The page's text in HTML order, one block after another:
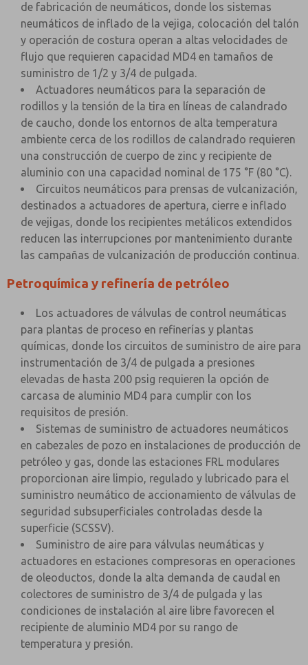
de fabricación de neumáticos, donde los sistemas
neumáticos de inflado de la vejiga, colocación del talón
y operación de costura operan a altas velocidades de
flujo que requieren capacidad MD4 en tamaños de
suministro de 1/2 y 3/4 de pulgada.
Actuadores neumáticos para la separación de
rodillos y la tensión de la tira en líneas de calandrado
de caucho, donde los entornos de alta temperatura
ambiente cerca de los rodillos de calandrado requieren
una construcción de cuerpo de zinc y recipiente de
aluminio con una capacidad nominal de 175 °F (80 °C).
Circuitos neumáticos para prensas de vulcanización,
destinados a actuadores de apertura, cierre e inflado
de vejigas, donde los recipientes metálicos extendidos
reducen las interrupciones por mantenimiento durante
las campañas de vulcanización de producción continua.
Petroquímica y refinería de petróleo
Los actuadores de válvulas de control neumáticas
para plantas de proceso en refinerías y plantas
químicas, donde los circuitos de suministro de aire para
instrumentación de 3/4 de pulgada a presiones
elevadas de hasta 200 psig requieren la opción de
carcasa de aluminio MD4 para cumplir con los
requisitos de presión.
Sistemas de suministro de actuadores neumáticos
en cabezales de pozo en instalaciones de producción de
petróleo y gas, donde las estaciones FRL modulares
proporcionan aire limpio, regulado y lubricado para el
suministro neumático de accionamiento de válvulas de
seguridad subsuperficiales controladas desde la
superficie (SCSSV).
Suministro de aire para válvulas neumáticas y
actuadores en estaciones compresoras en operaciones
de oleoductos, donde la alta demanda de caudal en
colectores de suministro de 3/4 de pulgada y las
condiciones de instalación al aire libre favorecen el
recipiente de aluminio MD4 por su rango de
temperatura y presión.